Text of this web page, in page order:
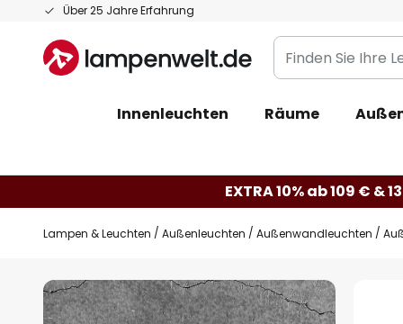
Über 25 Jahre Erfahrung
Zum
springen
Finden
Sie
Leuchte...
Innenleuchten Räume
EXTRA 10% ab 109 € &
Lampen & Leuchten Außenleuchten Außenwandleuchten
Zum
Ende